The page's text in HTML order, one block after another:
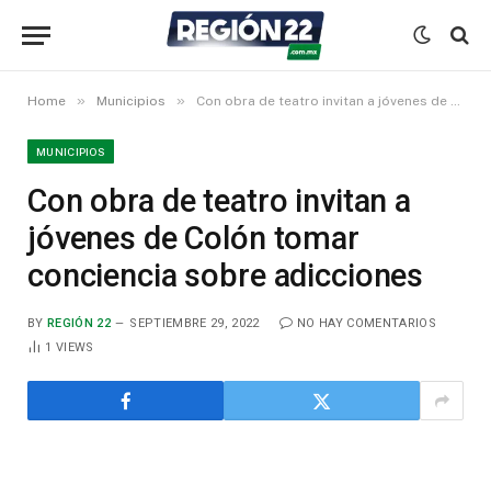
Home » Municipios » Con obra de teatro invitan a jóvenes de Colón tomar conciencia sobre adicciones
MUNICIPIOS
Con obra de teatro invitan a
jóvenes de Colón tomar
conciencia sobre adicciones
BY REGIÓN 22 SEPTIEMBRE 29, 2022
NO HAY COMENTARIOS
1VIEWS